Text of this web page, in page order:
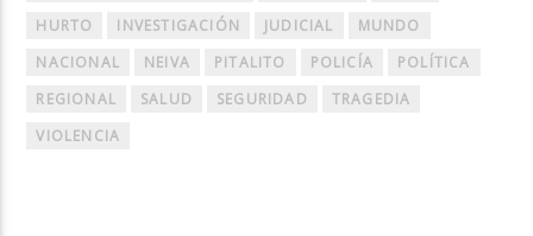
HURTO
INVESTIGACIÓN JUDICIAL
MUNDO
NACIONAL
NEIVA PITALITO POLICÍA
POLÍTICA
REGIONAL
SALUD SEGURIDAD
TRAGEDIA
VIOLENCIA